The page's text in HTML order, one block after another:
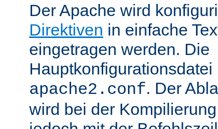
Der Apache wird
Direktiven in einfache
eingetragen werden. Die
apache2.conf. Der
wird bei der